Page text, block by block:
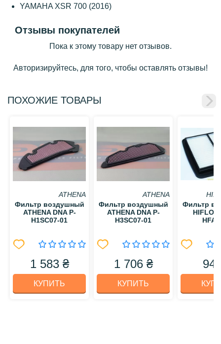
YAMAHA XSR 700 (2016)
Отзывы покупателей
Пока к этому товару нет отзывов.
Авторизируйтесь, для того, чтобы оставлять отзывы!
ПОХОЖИЕ ТОВАРЫ
ATHENA
Фильтр воздушный
ATHENA DNA P-
H1SC07-01
1 583 ₴
КУПИТЬ
ATHENA
Фильтр воздушный
ATHENA DNA P-
H3SC07-01
1 706 ₴
КУПИТЬ
Фильтр
HIFLO